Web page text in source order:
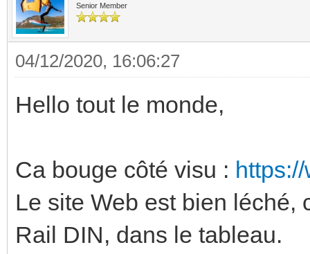
Senior Member
04/12/2020, 16:06:27
Hello tout le monde,
Ca bouge côté visu :
Le site Web est bien léché,
Rail DIN, dans le tableau.